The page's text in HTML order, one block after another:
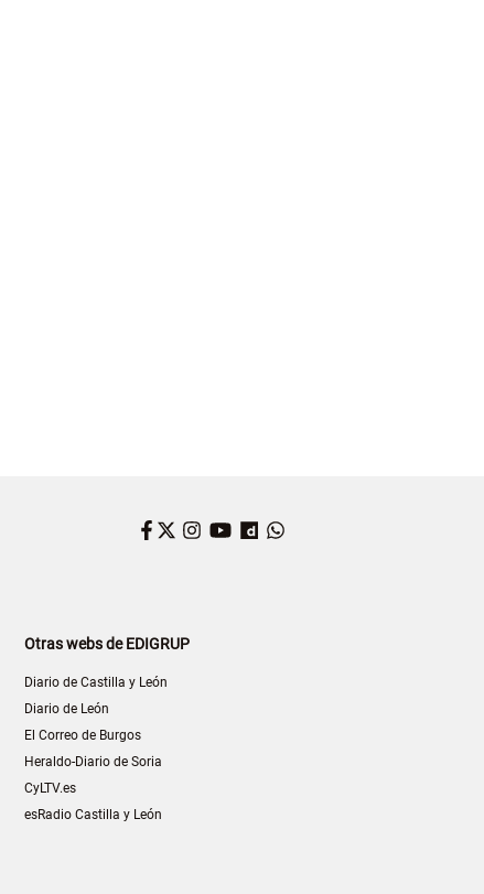
Facebook
Twitter
Instagram
YouTube
Dailymotion
Otras webs de EDIGRUP
Diario de Castilla y León
Diario de León
El Correo de Burgos
Heraldo-Diario de Soria
CyLTV.es
esRadio Castilla y León